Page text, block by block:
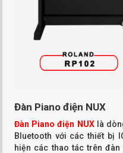
Đàn Piano điện NUX
Đàn Piano điện NUX là
Bluetooth với các thiết bị
hiện các thao tác trên